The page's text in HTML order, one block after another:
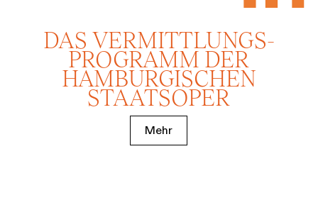
DAS VERMITTLUNGS­
PROGRAMM DER
HAMBURGISCHEN
STAATSOPER
Mehr